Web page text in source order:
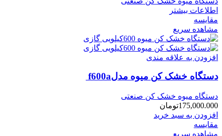
اطلاعات بیشتر
مقایسه
مشاهده سریع
افزودن به علاقه مندی
دستگاه خشک کن میوه مدلf600a
دستگاه میوه خشک کن صنعتی
175,000.000تومان
افزودن به سبد خرید
مقایسه
مشاهده سریع